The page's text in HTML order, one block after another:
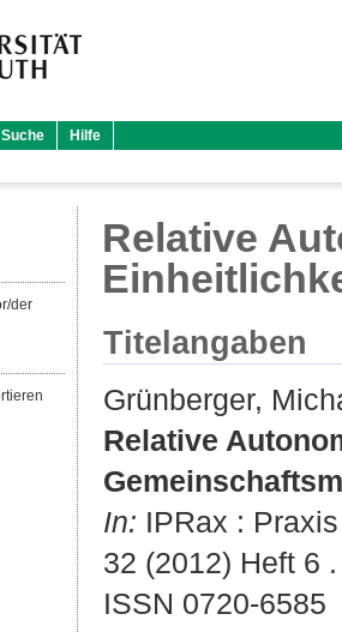
Suche Hilfe
der
Relative
Titelangaben
Grünberger,
Relative
In: IPRax :
32 (2012) Heft 6
ISSN 0720-6585